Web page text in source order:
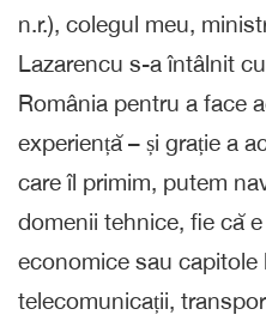
n.r.), colegul meu,
Lazarencu s-a întâlnit
România pentru a face
experiență – și grație a
care îl primim, putem
domenii tehnice, fie că
economice sau capitole
telecomunicații,